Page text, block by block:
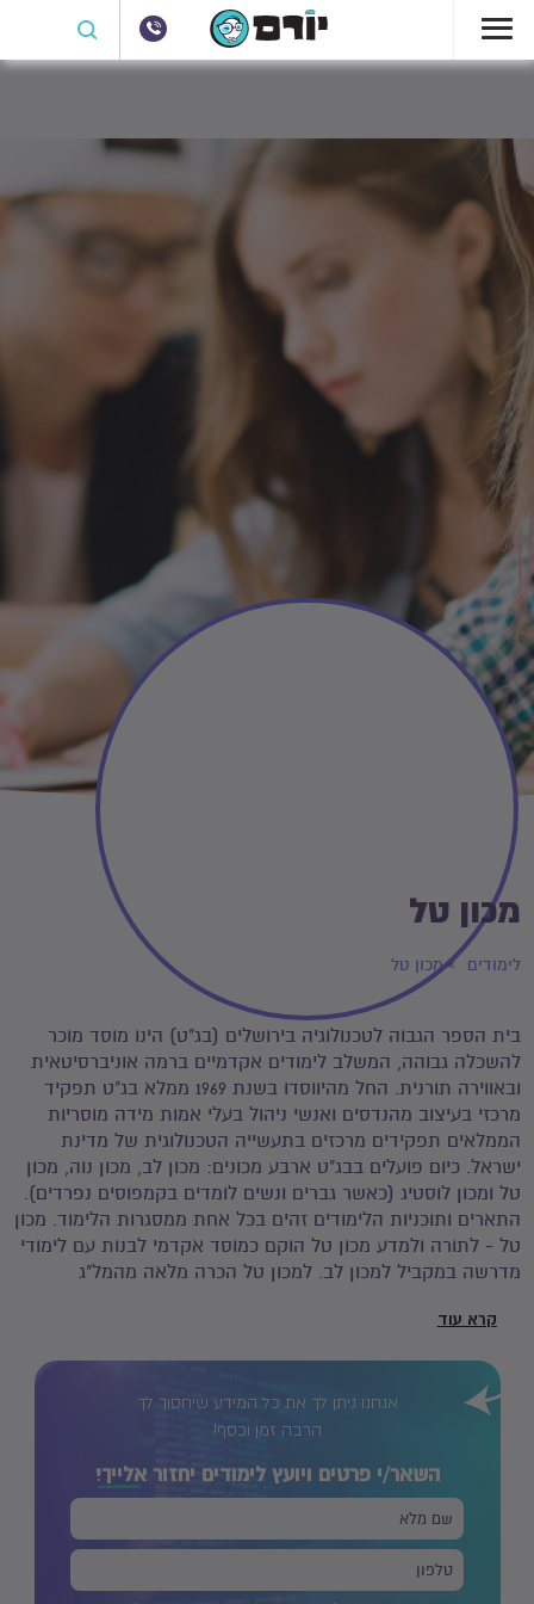
מכון טל
לימודים מכון טל
בית הספר הגבוה לטכנולוגיה בירושלים (בג"ט) הינו מוסד מוכר
להשכלה גבוהה, המשלב לימודים אקדמיים ברמה אוניברסיטאית
ובאווירה תורנית. החל מהיווסדו בשנת 1969 ממלא בג"ט תפקיד
מרכזי בעיצוב מהנדסים ואנשי ניהול בעלי אמות מידה מוסריות
הממלאים תפקידים מרכזים בתעשייה הטכנולוגית של מדינת
ישראל. כיום פועלים בבג"ט ארבע מכונים: מכון לב, מכון נוה, מכון
טל ומכון לוסטיג (כאשר גברים ונשים לומדים בקמפוסים נפרדים).
התארים ותוכניות הלימודים זהים בכל אחת ממסגרות הלימוד. מכון
טל - לתורה ולמדע מכון טל הוקם כמוסד אקדמי לבנות עם לימודי
מדרשה במקביל למכון לב. למכון טל הכרה מלאה מהמל"ג
הנדסה ומנהלות דתיות שתשתלבנה בתעשיית הטכנולוגיה העילית
ובמערכות הניהול בישראל. - לאפשר לבנות המעוניינות, לעסוק
לעסוק בחינוך ובהוראה ע"י לימודים לתעודת הוראה
את כל גווני הקשת של הציבור הדתי מהארץ ומחוצה לה. בין
תלמידותינו נמנות בוגרות אולפנות, תיכונים, מדרשות, סמינרים,
תיירות ועולות חדשות.תכניות ומסלולים ייחודיים במכון טל: -
ברקת - תוכנית ללימודי תואר ראשון בימים מרוכזים, המיועדת
לנשים עובדות. - תכנית למצטיינים - לבעלות ממוצע אקדמי גבוה
קרא עוד
אנחנו ניתן לך את כל המידע שיחסוך לך
הרבה זמן וכסף!
השאר/י פרטים ויועץ לימודים יחזוראלייך!